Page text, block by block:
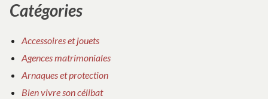
Catégories
Accessoires et jouets
Agences matrimoniales
Arnaques et protection
Bien vivre son célibat